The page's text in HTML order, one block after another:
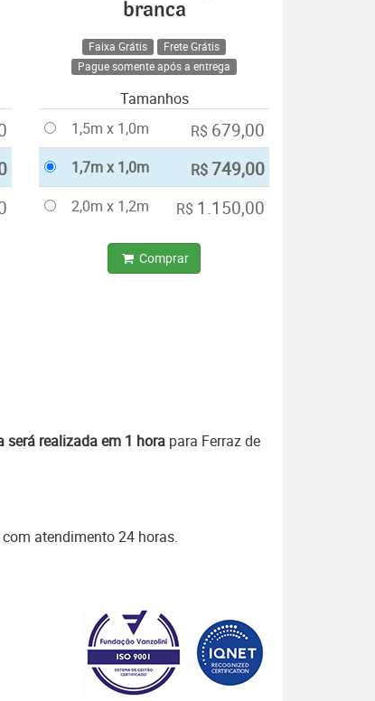
branca
Faixa Grátis
Frete Grátis
Pague somente após a entrega
Tamanhos
1,5m x 1,0m
R$ 679,00
1,7m x 1,0m R$749,00
2,0m x 1,2m R$ 1.150,00
Comprar
será realizada em 1 hora para Ferraz de
atendimento 24 horas.